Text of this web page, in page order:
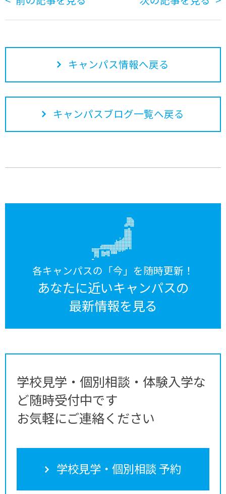
キャンパス情報へ戻る
キャンパスブログ一覧へ戻る
各キャンパスの「今」を随時更新！
あなたに近いキャンパスの
最新情報を見る
学校見学・個別相談・体験入学な
ど随時受付中です
お気軽にご連絡ください
学校見学・個別相談 予約